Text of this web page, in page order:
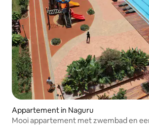
Appartement in Naguru
Mooi appartement met zwembad en